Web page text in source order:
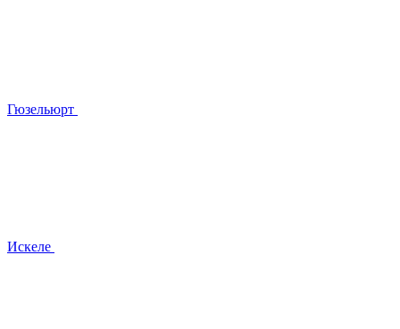
Гюзельюрт
Искеле